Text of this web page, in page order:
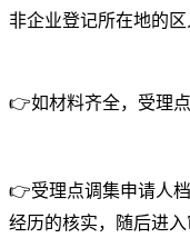
非企业登记所在地的区
👉如材料齐全，受理
👉受理点调集申请人
经历的核实，随后进入